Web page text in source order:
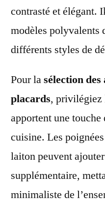
contrasté et élégant.
modèles polyvalents
différents styles de
Pour lasélection
placards, privilégiez
apportent une
cuisine. Les
laiton peuvent
supplémentaire,
minimaliste de